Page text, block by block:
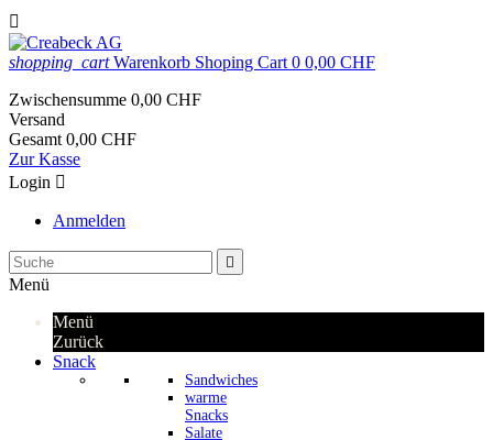

shopping_cart Warenkorb Shoping Cart 0 0,00 CHF
Zwischensumme 0,00 CHF
Versand
Gesamt 0,00 CHF
Zur Kasse
Login 
Anmelden

Menü
Menü
Zurück
Snack
Sandwiches
warme
Snacks
Salate